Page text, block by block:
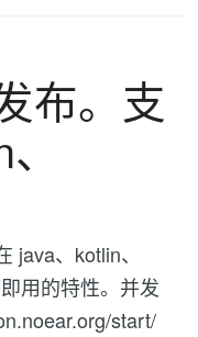
布。支
java、kotlin、
用的特性。并发
start/